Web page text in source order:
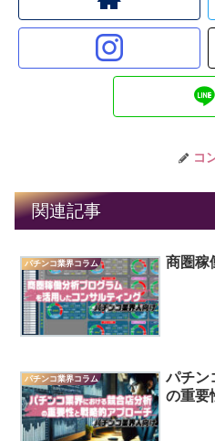
コ
関連記事
パチンコ業界コラム 商圏稼
パチンコ業界コラム
パチン
の重要